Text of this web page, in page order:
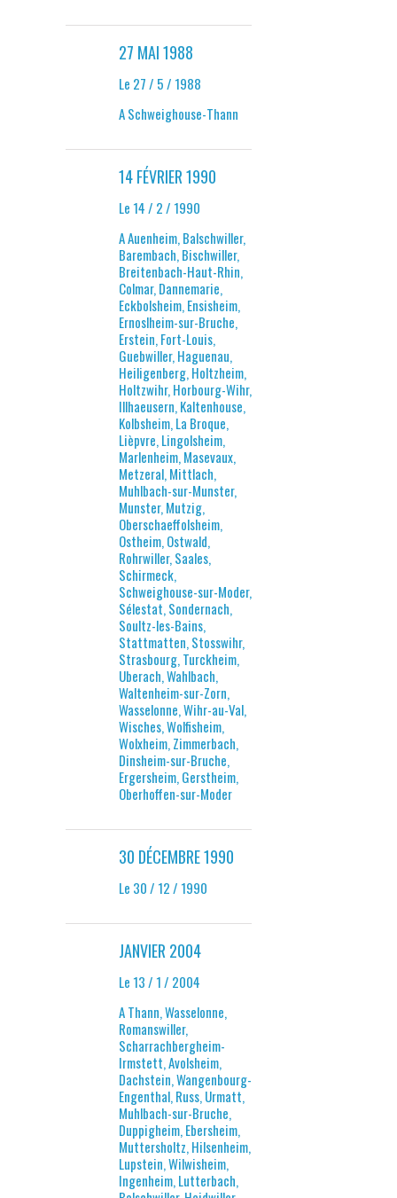
27 MAI 1988
Le 27 / 5 / 1988
A Schweighouse-Thann
14 FÉVRIER 1990
Le 14 / 2 / 1990
A Auenheim, Balschwiller,
Barembach, Bischwiller,
Breitenbach-Haut-Rhin,
Colmar, Dannemarie,
Eckbolsheim, Ensisheim,
Ernoslheim-sur-Bruche,
Erstein, Fort-Louis,
Guebwiller, Haguenau,
Heiligenberg, Holtzheim,
Holtzwihr, Horbourg-Wihr,
Illhaeusern, Kaltenhouse,
Kolbsheim, La Broque,
Lièpvre, Lingolsheim,
Marlenheim, Masevaux,
Metzeral, Mittlach,
Muhlbach-sur-Munster,
Munster, Mutzig,
Oberschaeffolsheim,
Ostheim, Ostwald,
Rohrwiller, Saales,
Schirmeck,
Schweighouse-sur-Moder,
Sélestat, Sondernach,
Soultz-les-Bains,
Stattmatten, Stosswihr,
Strasbourg, Turckheim,
Uberach, Wahlbach,
Waltenheim-sur-Zorn,
Wasselonne, Wihr-au-Val,
Wisches, Wolfisheim,
Wolxheim, Zimmerbach,
Dinsheim-sur-Bruche,
Ergersheim, Gerstheim,
Oberhoffen-sur-Moder
30 DÉCEMBRE 1990
Le 30 / 12 / 1990
JANVIER 2004
Le 13 / 1 / 2004
A Thann, Wasselonne,
Romanswiller,
Scharrachbergheim-
Irmstett, Avolsheim,
Dachstein, Wangenbourg-
Engenthal, Russ, Urmatt,
Muhlbach-sur-Bruche,
Duppigheim, Ebersheim,
Muttersholtz, Hilsenheim,
Lupstein, Wilwisheim,
Ingenheim, Lutterbach,